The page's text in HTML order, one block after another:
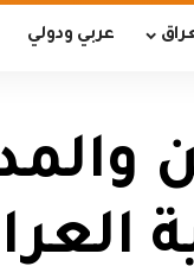
عربي ودولي